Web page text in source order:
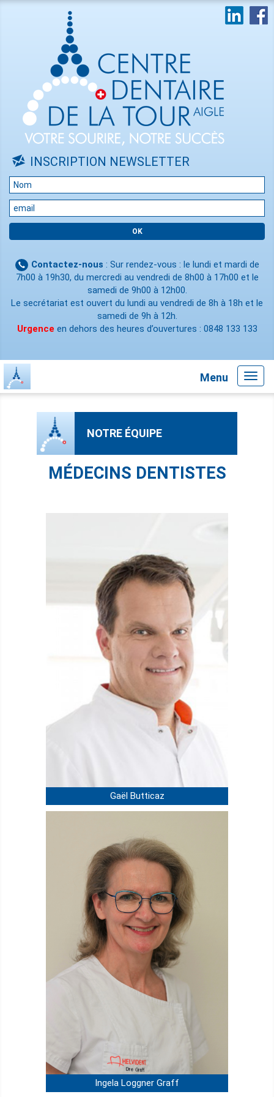
INSCRIPTION NEWSLETTER
Contactez-nous : Sur rendez-vous : le lundi et mardi de
7h00 à 19h30, du mercredi au vendredi de 8h00 à 17h00 et le
samedi de 9h00 à 12h00.
Le secrétariat est ouvert du lundi au vendredi de 8h à 18h et le
samedi de 9h à 12h.
Urgence en dehors des heures d’ouvertures : 0848 133 133
Menu
NOTRE ÉQUIPE
MÉDECINS DENTISTES
Gaël Butticaz
Ingela Loggner Graff